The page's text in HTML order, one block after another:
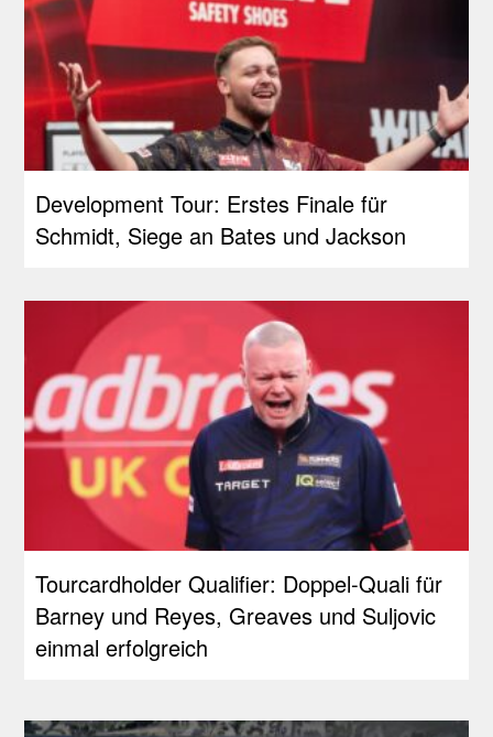
Development Tour: Erstes Finale für
Schmidt, Siege an Bates und Jackson
Tourcardholder Qualifier: Doppel-Quali für
Barney und Reyes, Greaves und Suljovic
einmal erfolgreich